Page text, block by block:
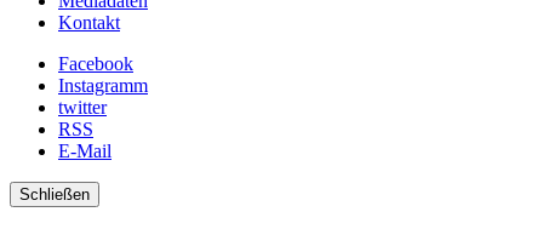
Kontakt
Facebook
Instagramm
twitter
RSS
E-Mail
Schließen